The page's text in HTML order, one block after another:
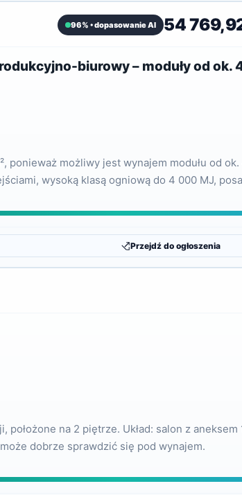
96% • dopasowanie AI 54
biurowy – moduły od ok.
ponieważ możliwy jest wynajem modułu od
wysoką klasą ogniową do 4 000 MJ,
Przejdź do ogłoszenia
na 2 piętrze. Układ: salon z aneksem
dobrze sprawdzić się pod wynajem.